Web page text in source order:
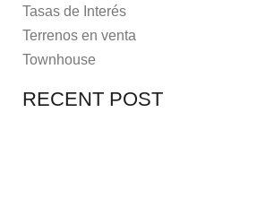
Tasas de Interés
Terrenos en venta
Townhouse
RECENT POST